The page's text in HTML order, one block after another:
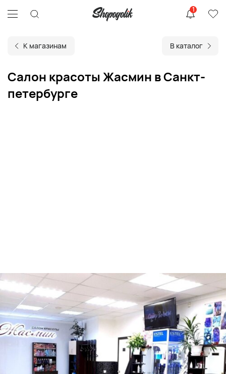
1
К магазинам В каталог
Салон красоты Жасмин в Санкт-
петербурге